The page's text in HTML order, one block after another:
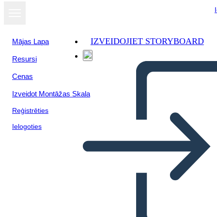
Mājas Lapa
Resursi
Cenas
Izveidot Montāžas Skala
Reģistrēties
Ielogoties
IZVEIDOJIET STORYBOARD